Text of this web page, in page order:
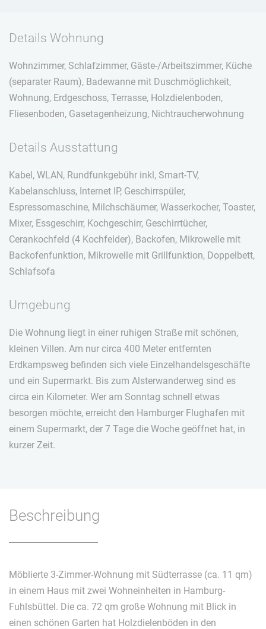
Details Wohnung
Wohnzimmer, Schlafzimmer, Gäste-/Arbeitszimmer, Küche
(separater Raum), Badewanne mit Duschmöglichkeit,
Wohnung, Erdgeschoss, Terrasse, Holzdielenboden,
Fliesenboden, Gasetagenheizung, Nichtraucherwohnung
Details Ausstattung
Kabel, WLAN, Rundfunkgebühr inkl, Smart-TV,
Kabelanschluss, Internet IP, Geschirrspüler,
Espressomaschine, Milchschäumer, Wasserkocher, Toaster,
Mixer, Essgeschirr, Kochgeschirr, Geschirrtücher,
Cerankochfeld (4 Kochfelder), Backofen, Mikrowelle mit
Backofenfunktion, Mikrowelle mit Grillfunktion, Doppelbett,
Schlafsofa
Umgebung
Die Wohnung liegt in einer ruhigen Straße mit schönen,
kleinen Villen. Am nur circa 400 Meter entfernten
Erdkampsweg befinden sich viele Einzelhandelsgeschäfte
und ein Supermarkt. Bis zum Alsterwanderweg sind es
circa ein Kilometer. Wer am Sonntag schnell etwas
besorgen möchte, erreicht den Hamburger Flughafen mit
einem Supermarkt, der 7 Tage die Woche geöffnet hat, in
kurzer Zeit.
Beschreibung
Möblierte 3-Zimmer-Wohnung mit Südterrasse (ca. 11 qm)
in einem Haus mit zwei Wohneinheiten in Hamburg-
Fuhlsbüttel. Die ca. 72 qm große Wohnung mit Blick in
einen schönen Garten hat Holzdielenböden in den